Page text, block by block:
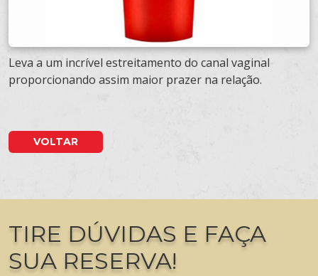
Leva a um incrível estreitamento do canal vaginal
proporcionando assim maior prazer na relação.
VOLTAR
TIRE DÚVIDAS E FAÇA
SUA RESERVA!